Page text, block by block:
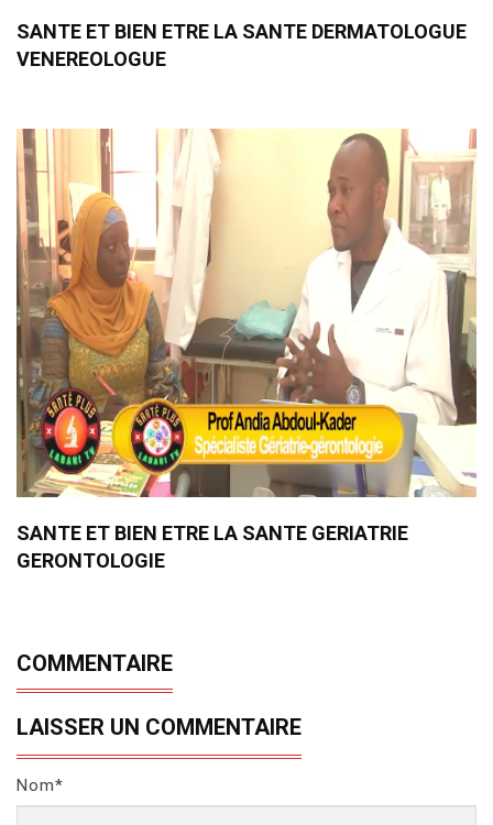
SANTE ET BIEN ETRE LA SANTE DERMATOLOGUE
VENEREOLOGUE
SANTE ET BIEN ETRE LA SANTE GERIATRIE
GERONTOLOGIE
COMMENTAIRE
LAISSER UN COMMENTAIRE
Nom*